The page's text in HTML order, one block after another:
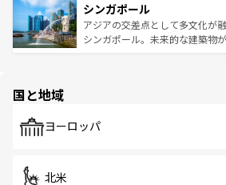
参照してほしい。
激する。気候は一年中温暖で、
が待っている。親しみやすいタ
た文化、そして多様な観光資源
み、どこを訪れても感動するは
ており、効率よく見どころを回
うな絶景から文化的な体験まで
シンガポール
アジアの交差点として多文化が
シンガポール。未来的な建築物
で、ホーカーズは地元の風情を
国と地域
ヨーロッパ
北米